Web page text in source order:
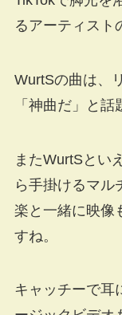
るアーティスト
WurtSの曲は、
「神曲だ」と話
またWurtSとい
ら手掛けるマル
楽と一緒に映像
すね。
キャッチーで耳